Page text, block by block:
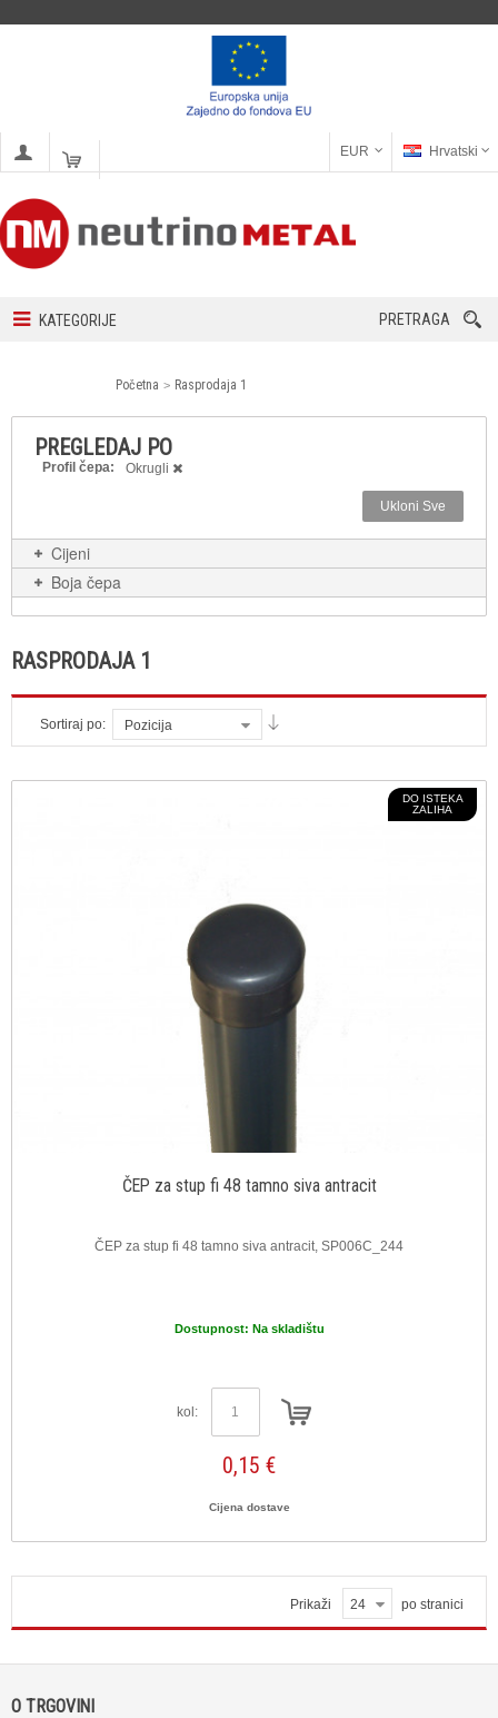
EUR Hrvatski
KATEGORIJE PRETRAGA
Početna Rasprodaja 1
PREGLEDAJ PO
Profil čepa: Okrugli
Ukloni Sve
Cijeni
Boja čepa
RASPRODAJA 1
Sortiraj po: Pozicija
DO ISTEKA
ZALIHA
ČEP za stup fi 48 tamno siva antracit
ČEP za stup fi 48 tamno siva antracit, SP006C_244
Dostupnost: Na skladištu
kol:
0,15 €
Cijena dostave
Prikaži 24 po stranici
O TRGOVINI